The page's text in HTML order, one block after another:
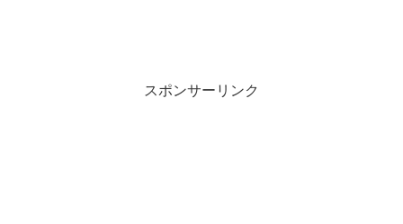
スポンサーリンク